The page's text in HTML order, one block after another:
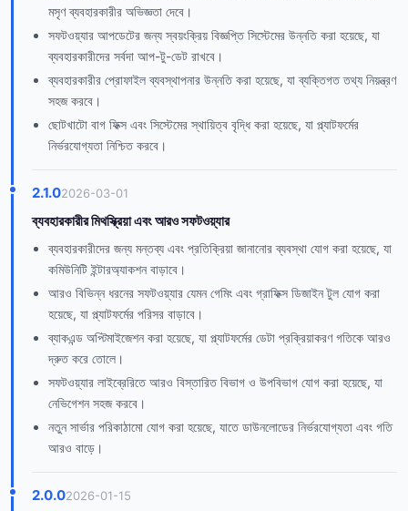
মসৃণ ব্যবহারকারীর অভিজ্ঞতা দেবে।
সফটওয়্যার আপডেটের জন্য স্বয়ংক্রিয় বিজ্ঞপ্তি সিস্টেমের উন্নতি করা হয়েছে, যা
ব্যবহারকারীদের সর্বদা আপ-টু-ডেট রাখবে।
ব্যবহারকারীর প্রোফাইল ব্যবস্থাপনার উন্নতি করা হয়েছে, যা ব্যক্তিগত তথ্য নিয়ন্ত্রণ
সহজ করবে।
ছোটখাটো বাগ ফিক্স এবং সিস্টেমের স্থায়িত্ব বৃদ্ধি করা হয়েছে, যা প্ল্যাটফর্মের
নির্ভরযোগ্যতা নিশ্চিত করবে।
2.1.02026-03-01
ব্যবহারকারীর মিথস্ক্রিয়া এবং আরও সফটওয়্যার
ব্যবহারকারীদের জন্য মন্তব্য এবং প্রতিক্রিয়া জানানোর ব্যবস্থা যোগ করা হয়েছে, যা
কমিউনিটি ইন্টারঅ্যাকশন বাড়াবে।
আরও বিভিন্ন ধরনের সফটওয়্যার যেমন গেমিং এবং গ্রাফিক্স ডিজাইন টুল যোগ করা
হয়েছে, যা প্ল্যাটফর্মের পরিসর বাড়াবে।
ব্যাকএন্ড অপ্টিমাইজেশন করা হয়েছে, যা প্ল্যাটফর্মের ডেটা প্রক্রিয়াকরণ গতিকে আরও
দ্রুত করে তোলে।
সফটওয়্যার লাইব্রেরিতে আরও বিস্তারিত বিভাগ ও উপবিভাগ যোগ করা হয়েছে, যা
নেভিগেশন সহজ করবে।
নতুন সার্ভার পরিকাঠামো যোগ করা হয়েছে, যাতে ডাউনলোডের নির্ভরযোগ্যতা এবং গতি
আরও বাড়ে।
2.0.02026-01-15